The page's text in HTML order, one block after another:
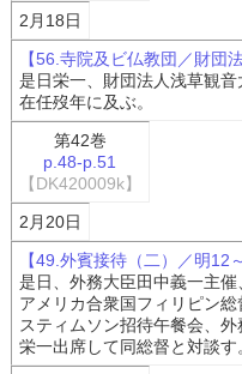
2月18日
【56.寺院及ビ仏教団／財団
是日栄一、財団法人浅草観音
在任歿年に及ぶ。
第42巻
p.48-p.51
【DK420009k】
2月20日
【49.外賓接待（二）／明
是日、外務大臣田中義一主催
アメリカ合衆国フィリピン総
スティムソン招待午餐会、外
栄一出席して同総督と対談す